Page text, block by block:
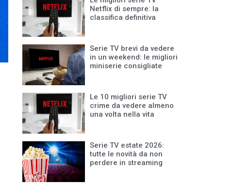
Netflix di sempre: la
classifica definitiva
Serie TV brevi da vedere
in un weekend: le migliori
miniserie consigliate
Le 10 migliori serie TV
crime da vedere almeno
una volta nella vita
Serie TV estate 2026:
tutte le novità da non
perdere in streaming